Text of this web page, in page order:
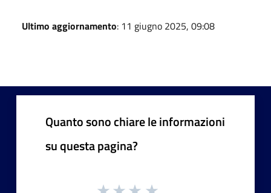
Ultimo aggiornamento: 11 giugno 2025, 09:08
Quanto sono chiare le informazioni
su questa pagina?